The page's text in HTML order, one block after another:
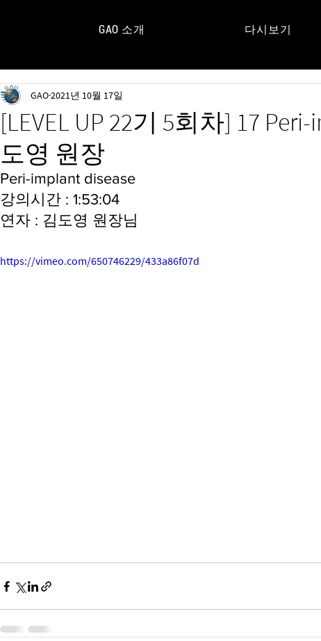
FORUM
GAO 소개 다시보기
[LEVEL UP 22기 5회차] 17
도영 원장
GAO2021년 10월 17일
Peri-implant disease
강의시간 : 1:53:04
연자 : 김도영 원장님
https://vimeo.com/650746229/433a86f07d